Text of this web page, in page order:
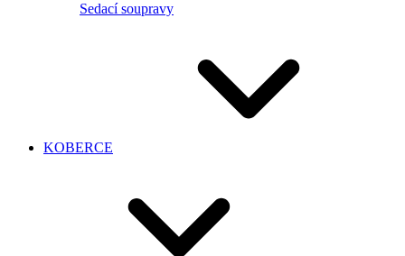
Sedací soupravy
KOBERCE